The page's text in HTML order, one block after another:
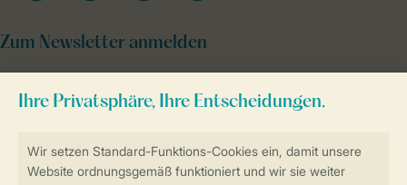
Zum Newsletter anmelden